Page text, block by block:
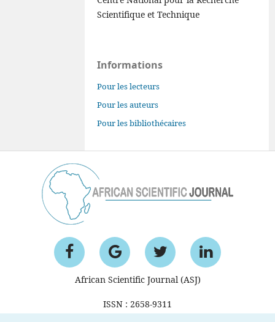
Scientifique et Technique
Informations
Pour les lecteurs
Pour les auteurs
Pour les bibliothécaires
African Scientific Journal (ASJ)
ISSN : 2658-9311